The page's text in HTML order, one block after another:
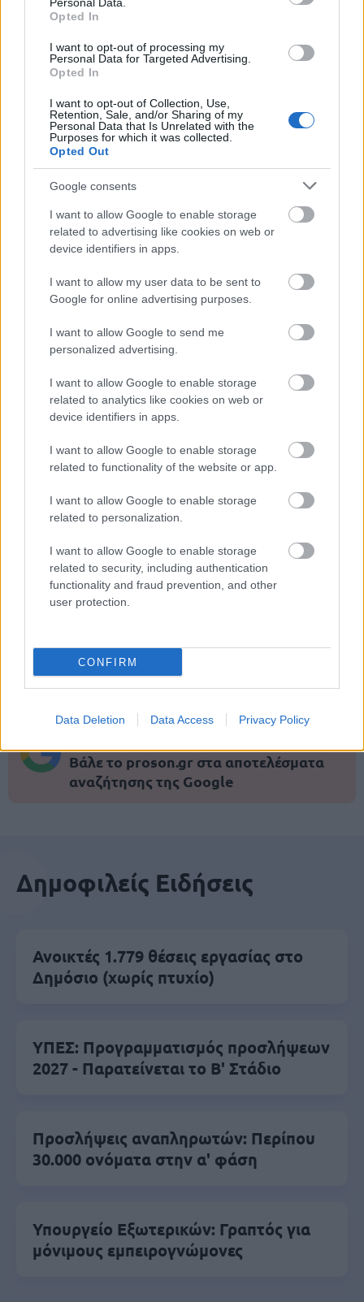
Opted In
I want to opt-out of processing my
Personal Data for Targeted Advertising.
Opted In
I want to opt-out of Collection, Use,
Retention, Sale, and/or Sharing of my
Personal Data that Is Unrelated with the
Purposes for which it was collected.
Opted Out
Google consents
I want to allow Google to enable storage
related to advertising like cookies on web or
device identifiers in apps.
I want to allow my user data to be sent to
Google for online advertising purposes.
I want to allow Google to send me
personalized advertising.
I want to allow Google to enable storage
related to analytics like cookies on web or
device identifiers in apps.
I want to allow Google to enable storage
related to functionality of the website or app.
I want to allow Google to enable storage
related to personalization.
I want to allow Google to enable storage
related to security, including authentication
functionality and fraud prevention, and other
user protection.
CONFIRM
Data Deletion Data Access Privacy Policy
Μπορείτε να την πάρετε
εξ αποστάσεως σε
Δίνετε τηλεξέταση από το δωμάτιο του σπιτιού
ΔΕΝ χρειάζεται διάβασμα
Παίρνετε Mock Tests (τεστ προσομοίωσης της
εξέτασης)
Μαθαίνετε τον βαθμό σας λίγα λεπτά μετά το
ηλεκτρονικό τεστ
Δίνετε όποτε θέλετε
Εύκολη Εξ αποστάσεως Πιστοποίηση
Αγγλικών στα χέρια σας σε 2 ημέρες
ΑΣΕΠ: Πιστοποίηση Αγγλικών σε
μόνο 2 ημέρες στα χέρια σας
ΑΣΕΠ: Εξ αποστάσεως η πιο Εύκολη
Πιστοποίηση Υπολογιστών σε 2
Μάθε πρώτος όλες τις σημαντικές
Βάλε το proson.gr στα αποτελέσματα
αναζήτησης της Google
Δημοφιλείς Ειδήσεις
Ανοικτές 1.779 θέσεις εργασίας στο
Δημόσιο (χωρίς πτυχίο)
ΥΠΕΣ: Προγραμματισμός προσλήψεων
2027 - Παρατείνεται το Β' Στάδιο
Προσλήψεις αναπληρωτών: Περίπου
30.000 ονόματα στην α' φάση
Υπουργείο Εξωτερικών: Γραπτός για
μόνιμους εμπειρογνώμονες